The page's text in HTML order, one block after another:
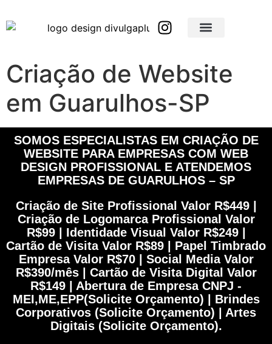
Criação de Website
em Guarulhos-SP
SOMOS ESPECIALISTAS EM CRIAÇÃO DE
WEBSITE PARA EMPRESAS COM WEB
DESIGN PROFISSIONAL E ATENDEMOS
EMPRESAS DE GUARULHOS – SP
Criação de Site Profissional Valor R$449 |
Criação de Logomarca Profissional Valor
R$99 | Identidade Visual Valor R$249 |
Cartão de Visita Valor R$89 | Papel Timbrado
Empresa Valor R$70 | Social Media Valor
R$390/mês | Cartão de Visita Digital Valor
R$149 | Abertura de Empresa CNPJ -
MEI,ME,EPP(Solicite Orçamento) | Brindes
Corporativos (Solicite Orçamento) | Artes
Digitais (Solicite Orçamento).